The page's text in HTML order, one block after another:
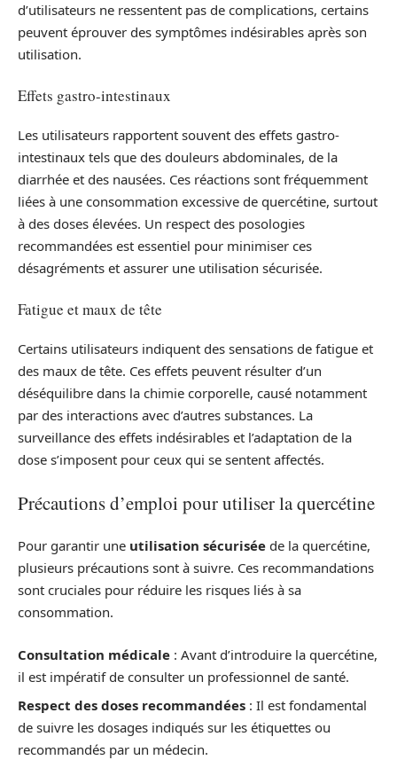
d’utilisateurs ne ressentent pas de complications, certains
peuvent éprouver des symptômes indésirables après son
utilisation.
Effets gastro-intestinaux
Les utilisateurs rapportent souvent des effets gastro-
intestinaux tels que des douleurs abdominales, de la
diarrhée et des nausées. Ces réactions sont fréquemment
liées à une consommation excessive de quercétine, surtout
à des doses élevées. Un respect des posologies
recommandées est essentiel pour minimiser ces
désagréments et assurer une utilisation sécurisée.
Fatigue et maux de tête
Certains utilisateurs indiquent des sensations de fatigue et
des maux de tête. Ces effets peuvent résulter d’un
déséquilibre dans la chimie corporelle, causé notamment
par des interactions avec d’autres substances. La
surveillance des effets indésirables et l’adaptation de la
dose s’imposent pour ceux qui se sentent affectés.
Précautions d’emploi pour utiliser la quercétine
Pour garantir une utilisation sécurisée de la quercétine,
plusieurs précautions sont à suivre. Ces recommandations
sont cruciales pour réduire les risques liés à sa
consommation.
Consultation médicale : Avant d’introduire la quercétine,
il est impératif de consulter un professionnel de santé.
Respect des doses recommandées : Il est fondamental
de suivre les dosages indiqués sur les étiquettes ou
recommandés par un médecin.